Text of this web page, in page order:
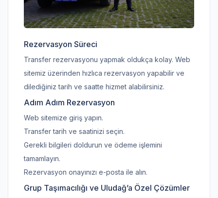
Rezervasyon Süreci
Transfer rezervasyonu yapmak oldukça kolay. Web
sitemiz üzerinden hızlıca rezervasyon yapabilir ve
dilediğiniz tarih ve saatte hizmet alabilirsiniz.
Adım Adım Rezervasyon
Web sitemize giriş yapın.
Transfer tarih ve saatinizi seçin.
Gerekli bilgileri doldurun ve ödeme işlemini
tamamlayın.
Rezervasyon onayınızı e-posta ile alın.
Grup Taşımacılığı ve Uludağ’a Özel Çözümler